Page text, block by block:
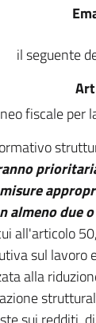
il seguente
fiscale
almeno due
all'articolo
sul
alla